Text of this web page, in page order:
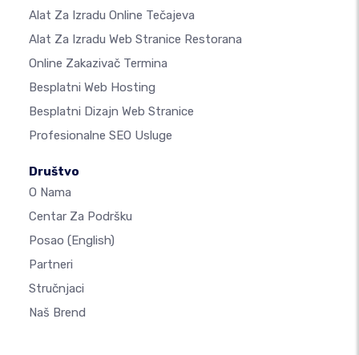
Alat Za Izradu Online Tečajeva
Alat Za Izradu Web Stranice Restorana
Online Zakazivač Termina
Besplatni Web Hosting
Besplatni Dizajn Web Stranice
Profesionalne SEO Usluge
Društvo
O Nama
Centar Za Podršku
Posao (English)
Partneri
Stručnjaci
Naš Brend